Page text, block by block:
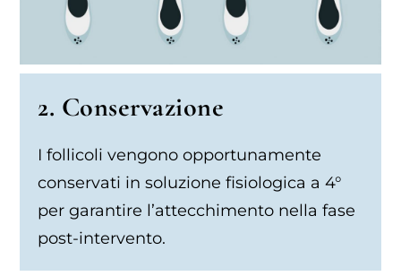
2. Conservazione
I follicoli vengono opportunamente
conservati in soluzione fisiologica a 4°
per garantire l’attecchimento nella fase
post-intervento.